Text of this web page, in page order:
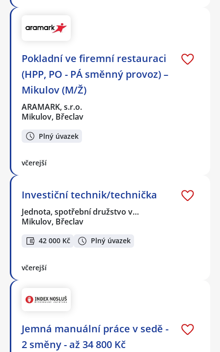
Pokladní ve firemní restauraci
(HPP, PO - PÁ směnný provoz) –
Mikulov (M/Ž)
ARAMARK, s.r.o.
Mikulov, Břeclav
Plný úvazek
včerejší
Investiční technik/technička
Jednota, spotřební družstvo v…
Mikulov, Břeclav
42 000 Kč Plný úvazek
včerejší
Jemná manuální práce v sedě -
2 směny - až 34 800 Kč